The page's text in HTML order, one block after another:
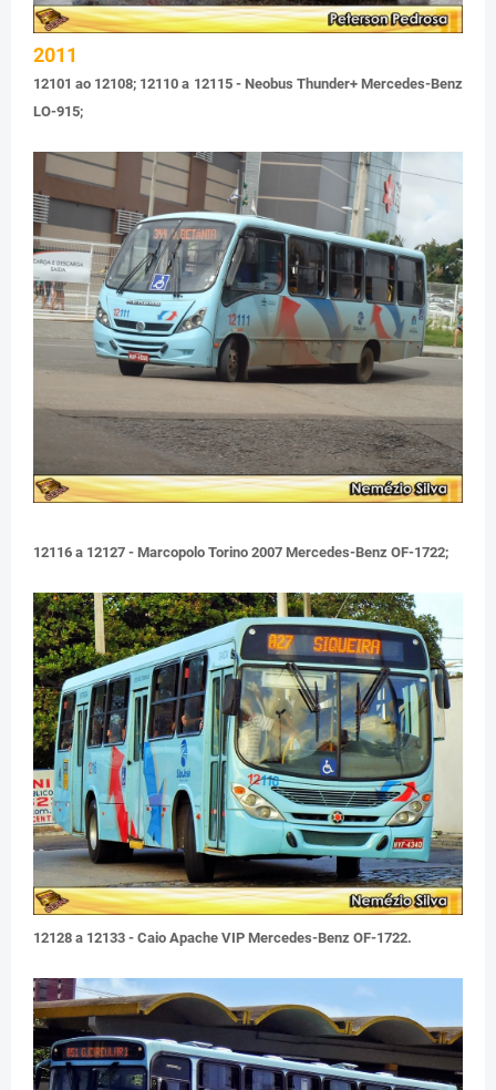
2011
12101 ao 12108; 12110 a 12115 - Neobus Thunder+ Mercedes-Benz
LO-915;
12116 a 12127 - Marcopolo Torino 2007 Mercedes-Benz OF-1722;
12128 a 12133 - Caio Apache VIP Mercedes-Benz OF-1722.